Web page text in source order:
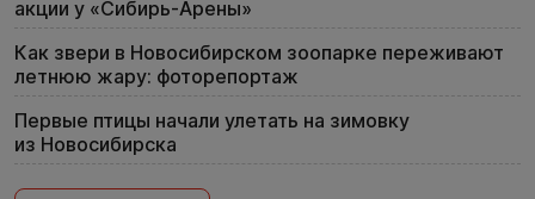
акции у «Сибирь-Арены»
Как звери в Новосибирском зоопарке переживают
летнюю жару: фоторепортаж
Первые птицы начали улетать на зимовку
из Новосибирска